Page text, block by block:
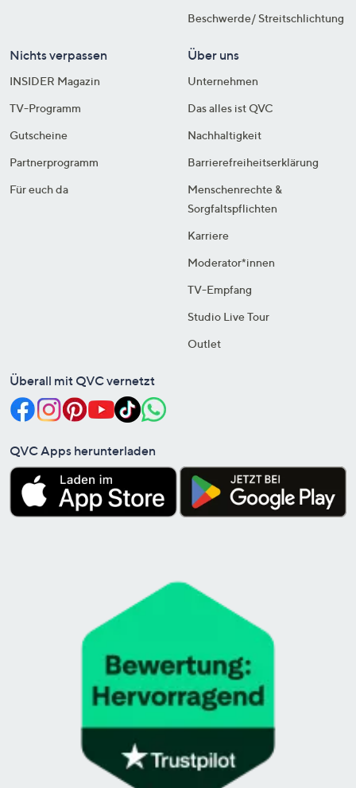
Beschwerde/ Streitschlichtung
Nichts verpassen
INSIDER Magazin
TV-Programm
Gutscheine
Partnerprogramm
Für euch da
Über uns
Unternehmen
Das alles ist QVC
Nachhaltigkeit
Barrierefreiheitserklärung
Menschenrechte &
Sorgfaltspflichten
Karriere
Moderator*innen
TV-Empfang
Studio Live Tour
Outlet
Überall mit QVC vernetzt
QVC Apps herunterladen